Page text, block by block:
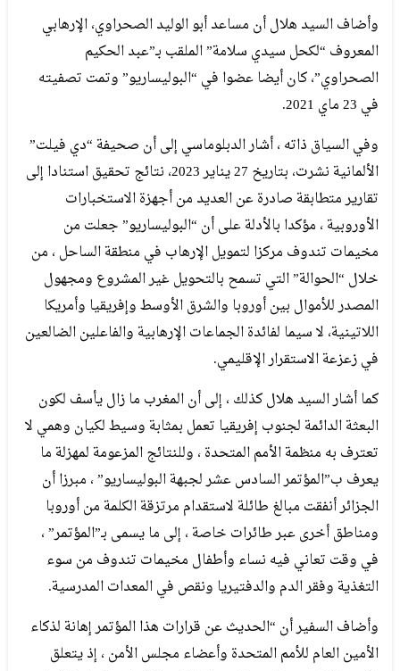
وأضاف السيد هلال أن مساعد أبو الوليد الصحراوي، الإرهابي
المعروف “لكحل سيدي سلامة” الملقب بـ”عبد الحكيم
الصحراوي”، كان أيضا عضوا في “البوليساريو” وتمت تصفيته
في 23 ماي 2021.
وفي السياق ذاته ، أشار الدبلوماسي إلى أن صحيفة “دي فيلت”
الألمانية نشرت، بتاريخ 27 يناير 2023، نتائج تحقيق استنادا إلى
تقارير متطابقة صادرة عن العديد من أجهزة الاستخبارات
الأوروبية ، مؤكدا بالأدلة على أن “البوليساريو” جعلت من
مخيمات تندوف مركزا لتمويل الإرهاب في منطقة الساحل ، من
خلال “الحوالة” التي تسمح بالتحويل غير المشروع ومجهول
المصدر للأموال بين أوروبا والشرق الأوسط وإفريقيا وأمريكا
اللاتينية، لا سيما لفائدة الجماعات الإرهابية والفاعلين الضالعين
في زعزعة الاستقرار الإقليمي.
كما أشار السيد هلال كذلك ، إلى أن المغرب ما زال يأسف لكون
البعثة الدائمة لجنوب إفريقيا تعمل بمثابة وسيط لكيان وهمي لا
تعترف به منظمة الأمم المتحدة ، وللنتائج المزعومة لمهزلة ما
يعرف ب”المؤتمر السادس عشر لجبهة البوليساريو” ، مبرزا أن
الجزائر أنفقت مبالغ طائلة لاستقدام مرتزقة الكلمة من أوروبا
ومناطق أخرى عبر طائرات خاصة ، إلى ما يسمى بـ”المؤتمر” ،
في وقت تعاني فيه نساء وأطفال مخيمات تندوف من سوء
التغذية وفقر الدم والدفتيريا ونقص في المعدات المدرسية.
وأضاف السفير أن “الحديث عن قرارات هذا المؤتمر إهانة لذكاء
الأمين العام للأمم المتحدة وأعضاء مجلس الأمن ، إذ يتعلق